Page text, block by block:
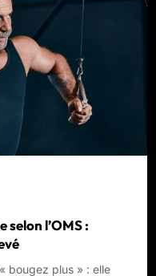
selon l’OMS :
bougez plus » : elle